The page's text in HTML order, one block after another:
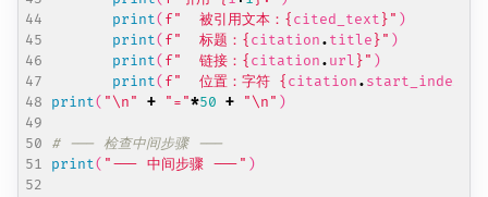
print( f"  被引用文本： { cited_text }" )
print( f"  标题： { citation.title }" )
print( f"  链接： { citation.url }" )
print( f"  位置：字符 { citation.start_index
print( "\n" + "="*50 + "\n" )
# --- 检查中间步骤 ---
print( "--- 中间步骤 ---" )